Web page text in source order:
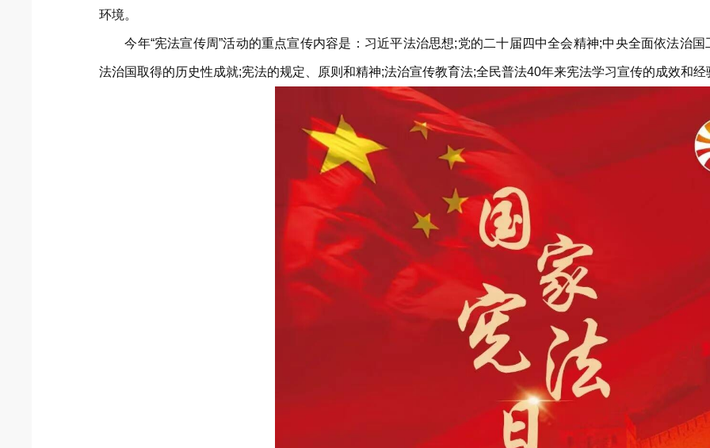
环境。
今年“宪法宣传周”活动的重点宣传内容是：习近平法治思想;党的二十届四中全会精神;中央全面依法治
法治国取得的历史性成就;宪法的规定、原则和精神;法治宣传教育法;全民普法40年来宪法学习宣传的成效和经